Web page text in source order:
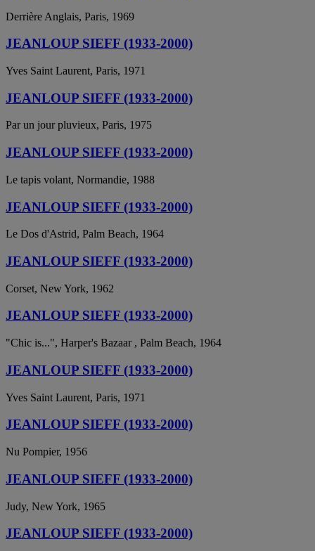
Derrière Anglais, Paris, 1969
JEANLOUP SIEFF (1933-2000)
Yves Saint Laurent, Paris, 1971
JEANLOUP SIEFF (1933-2000)
Par un jour pluvieux, Paris, 1975
JEANLOUP SIEFF (1933-2000)
Le tapis volant, Normandie, 1988
JEANLOUP SIEFF (1933-2000)
Le Dos d'Astrid, Palm Beach, 1964
JEANLOUP SIEFF (1933-2000)
Corset, New York, 1962
JEANLOUP SIEFF (1933-2000)
"Chic is...", Harper's Bazaar , Palm Beach, 1964
JEANLOUP SIEFF (1933-2000)
Yves Saint Laurent, Paris, 1971
JEANLOUP SIEFF (1933-2000)
Nu Pompier, 1956
JEANLOUP SIEFF (1933-2000)
Judy, New York, 1965
JEANLOUP SIEFF (1933-2000)